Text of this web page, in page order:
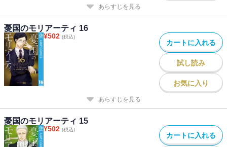
あらすじを見る
憂国のモリアーティ 16
¥502 (税込)
カートに入れる
試し読み
お気に入り
あらすじを見る
憂国のモリアーティ 15
¥502 (税込)
カートに入れる